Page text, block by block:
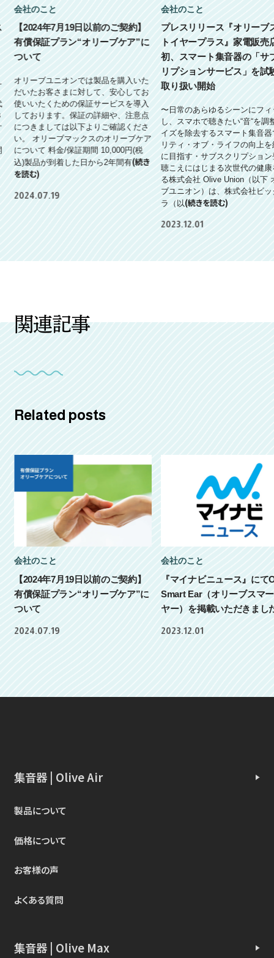
会社のこと
【2024年7月19日以前のご契約】
有償保証プラン“オリーブケア”に
ついて
オリーブユニオンでは製品を購入いた
だいたお客さまに対して、安心してお
使いいたくための保証サービスを導入
しております。保証の詳細や、注意点
につきましては以下よりご確認くださ
い。 オリーブマックスのオリーブケア
について 料金/保証期間 10,000円(税
込)製品が到着した日から2年間有(続き
を読む)
2024.07.19
会社のこと
プレスリリース『オリーブ
トイヤープラス』家電販売
初、スマート集音器の「サ
リプションサービス」を試
取り扱い開始
〜日常のあらゆるシーンにフィ
し、スマホで聴きたい“音“を調
イズを除去するスマート集音
リティ・オブ・ライフの向上
に目指す・サブスクリプショ
聴こえにはじまる次世代の健
る株式会社 Olive Union（以下
ブユニオン）は、株式会社ビ
ラ（以(続きを読む)
2023.12.01
関連記事
Related posts
会社のこと
【2024年7月19日以前のご契約】
有償保証プラン“オリーブケア”に
ついて
2024.07.19
会社のこと
『マイナビニュース』にて
Smart Ear（オリーブスマ
ヤー）を掲載いただきまし
2023.12.01
集音器 | Olive Air
製品について
価格について
お客様の声
よくある質問
集音器 | Olive Max